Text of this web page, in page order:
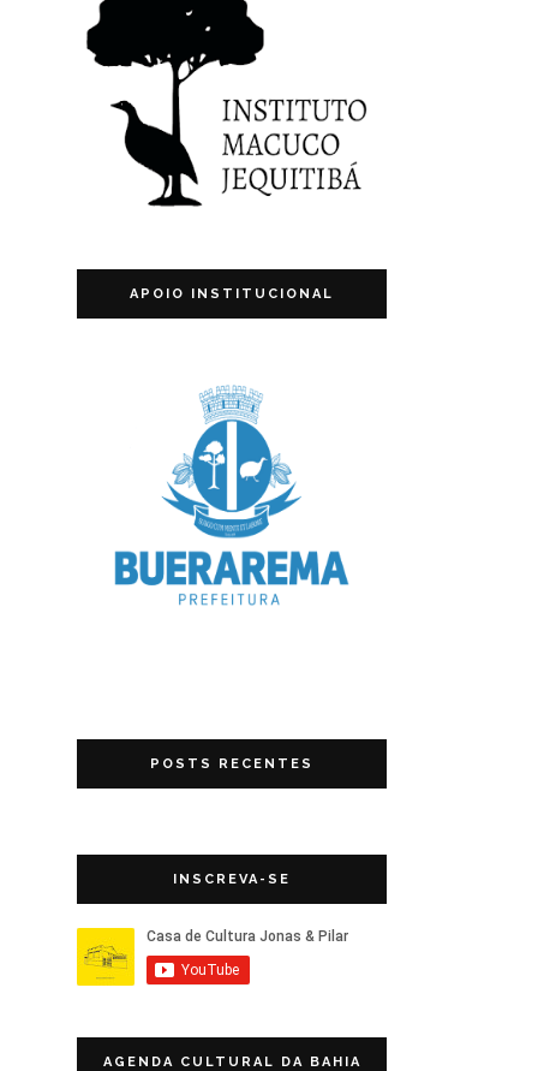
APOIO INSTITUCIONAL
POSTS RECENTES
INSCREVA-SE
AGENDA CULTURAL DA BAHIA